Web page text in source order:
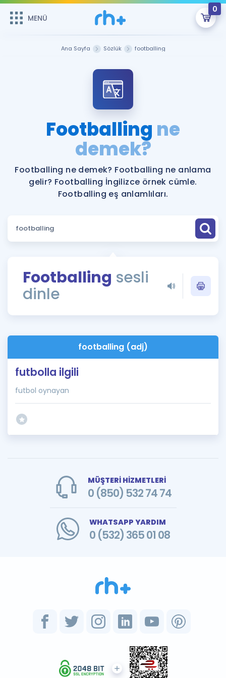
MENÜ
0
Şifremi Hatırlamıyorum
Sepetin Şu An Boş.
Remzi Hoca ile seni sınava hazırlayacak onlarca eğitim seni
bekliyor!
MENÜ
Katılımcı Görüşleri
Faydalı Araçlar
Ücretsiz Kaynaklar
Puan Hesaplama
ÖSYM Sınav Takvimi
Kampanyalar
İngilizce Gramer
İngilizce Gramer
Ana Sayfa Sözlük footballing
Footballing ne
demek?
Footballing ne demek? Footballing ne anlama
gelir? Footballing İngilizce örnek cümle.
Footballing eş anlamlıları.
Footballing sesli
dinle
footballing (adj)
futbolla ilgili
futbol oynayan
MÜŞTERİ HİZMETLERİ
0 (850) 532 74 74
WHATSAPP YARDIM
0 (532) 365 01 08